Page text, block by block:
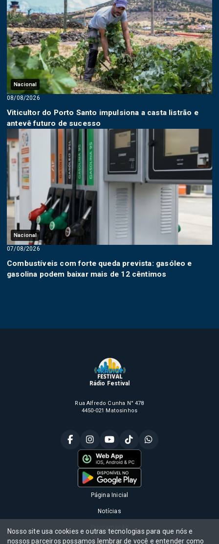
Nacional
08/08/2026
Viticultor do Porto Santo impulsiona a casta listrão e
antevê futuro de sucesso
Nacional
07/08/2026
Combustíveis com forte queda prevista: gasóleo e
gasolina podem baixar mais de 12 cêntimos
Rádio Festival
Rua Alfredo Cunha N° 478
4450-021 Matosinhos
Página Inicial
Notícias
Programação
Nosso site usa cookies e outras tecnologias para que nós e
nossos parceiros possamos lembrar de você e entender como